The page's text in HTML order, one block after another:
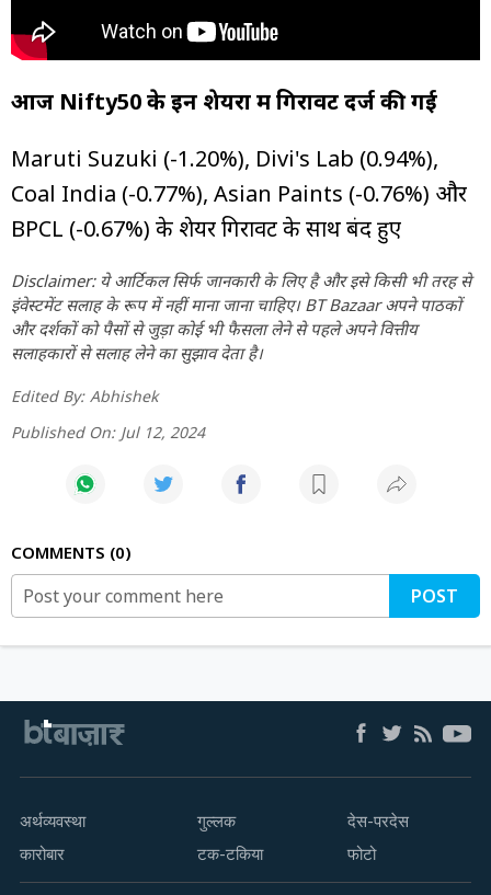
आज Nifty50 के इन शेयरों में गिरावट दर्ज की गई
Maruti Suzuki (-1.20%), Divi's Lab (0.94%),
Coal India (-0.77%), Asian Paints (-0.76%) और
BPCL (-0.67%) के शेयर गिरावट के साथ बंद हुए
Disclaimer: ये आर्टिकल सिर्फ जानकारी के लिए है और इसे किसी भी तरह से
इंवेस्टमेंट सलाह के रूप में नहीं माना जाना चाहिए। BT Bazaar अपने पाठकों
और दर्शकों को पैसों से जुड़ा कोई भी फैसला लेने से पहले अपने वित्तीय
सलाहकारों से सलाह लेने का सुझाव देता है।
Edited By: Abhishek
Published On: Jul 12, 2024
COMMENTS 0
POST
अर्थव्यवस्था
कारोबार
गुल्लक
टक-टकिया
देस-परदेस
फोटो